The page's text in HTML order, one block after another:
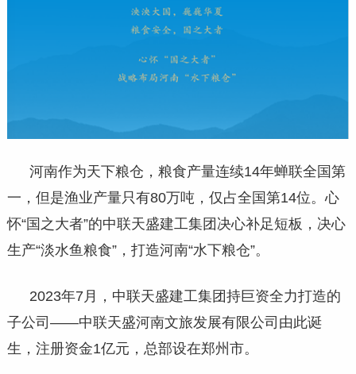
河南作为天下粮仓，粮食产量连续14年蝉联全国第
一，但是渔业产量只有80万吨，仅占全国第14位。心
怀“国之大者”的中联天盛建工集团决心补足短板，决心
生产“淡水鱼粮食”，打造河南“水下粮仓”。
2023年7月，中联天盛建工集团持巨资全力打造的
子公司——中联天盛河南文旅发展有限公司由此诞
生，注册资金1亿元，总部设在郑州市。